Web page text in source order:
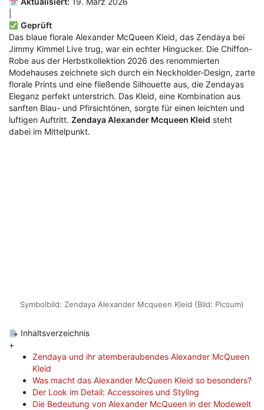
Geprüft
Das blaue florale Alexander McQueen Kleid, das Zendaya bei
Jimmy Kimmel Live trug, war ein echter Hingucker. Die Chiffon-
Robe aus der Herbstkollektion 2026 des renommierten
Modehauses zeichnete sich durch ein Neckholder-Design, zarte
florale Prints und eine fließende Silhouette aus, die Zendayas
Eleganz perfekt unterstrich. Das Kleid, eine Kombination aus
sanften Blau- und Pfirsichtönen, sorgte für einen leichten und
luftigen Auftritt. Zendaya Alexander Mcqueen Kleid steht
dabei im Mittelpunkt.
Symbolbild: Zendaya Alexander Mcqueen Kleid (Bild: Picsum)
Inhaltsverzeichnis
+
Zendaya und ihr atemberaubendes Alexander McQueen
Kleid
Was macht das Alexander McQueen Kleid so besonders?
Der Look im Detail: Accessoires und Styling
Die Bedeutung von Alexander McQueen in der Modewelt